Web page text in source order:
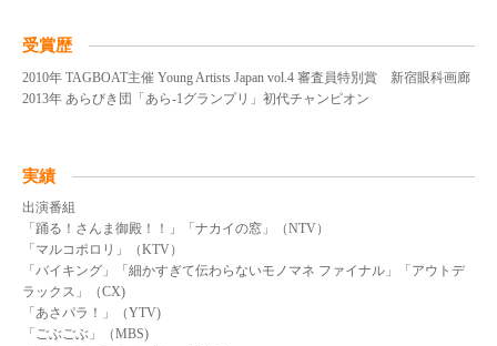
受賞歴
2010年 TAGBOAT主催 Young Artists Japan vol.4 審査員特別賞 新宿眼科画廊
2013年 あらびき団「あら-1グランプリ」初代チャンピオン
実績
出演番組
「踊る！さんま御殿！！」「ナカイの窓」（NTV）
「マルコポロリ」（KTV）
「バイキング」「細かすぎて伝わらないモノマネ ファイナル」「アウトデ
ラックス」（CX)
「あさパラ！」（YTV)
「ごぶごぶ」（MBS)